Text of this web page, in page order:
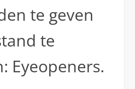
te geven
te
Eyeopeners.